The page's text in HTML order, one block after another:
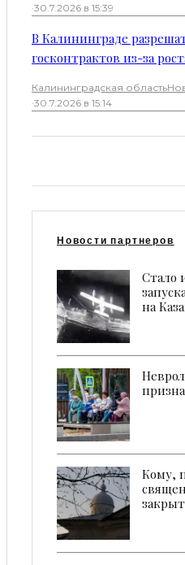
·30.7.2026 в 15:39
В Калининграде
госконтрактов из-за
Калининградская область
·30.7.2026 в 15:14
Новости партнеров
Стало
на
Кому,